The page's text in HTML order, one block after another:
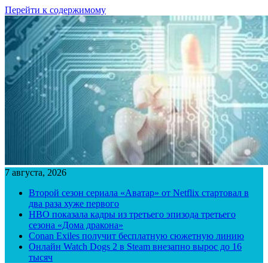
Перейти к содержимому
7 августа, 2026
Второй сезон сериала «Аватар» от Netflix стартовал в
два раза хуже первого
HBO показала кадры из третьего эпизода третьего
сезона «Дома дракона»
Conan Exiles получит бесплатную сюжетную линию
Онлайн Watch Dogs 2 в Steam внезапно вырос до 16
тысяч